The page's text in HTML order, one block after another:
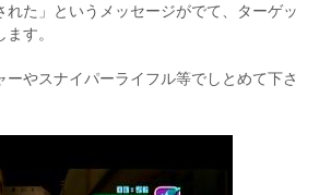
れた」というメッセージがでて、ターゲッ
す。
ーやスナイパーライフル等でしとめて下さ